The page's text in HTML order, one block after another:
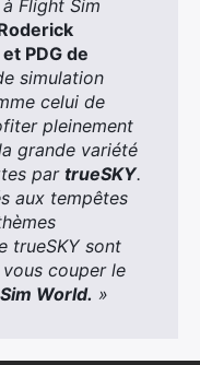
Flight Sim
PDG de
simulation
celui de
pleinement
grande variété
par trueSKY.
aux tempêtes
trueSKY sont
couper le
World. »